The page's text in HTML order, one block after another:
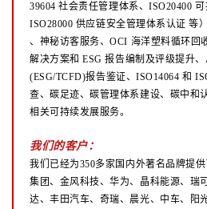
39604 社会责任管理体系、ISO20400 可
ISO28000 供应链安全管理体系认证等
、神秘访客服务、OCI 海洋塑料循环回
解决方案和 ESG 报告编制及评级提升
(ESG/TCFD)报告鉴证、ISO14064 和
查、碳足迹、碳管理体系建设、碳中和
相关可持续发展服务。
我们的客户：
我们已经为350多家国内外著名品牌提
集团、金风科技、华为、晶科能源、瑞
达、丰田汽车、奇瑞、晨光、中车、阳